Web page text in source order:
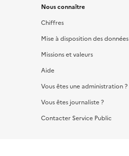
Nous connaître
Chiffres
Mise à disposition des données
Missions et valeurs
Aide
Vous êtes une administration ?
Vous êtes journaliste ?
Contacter Service Public